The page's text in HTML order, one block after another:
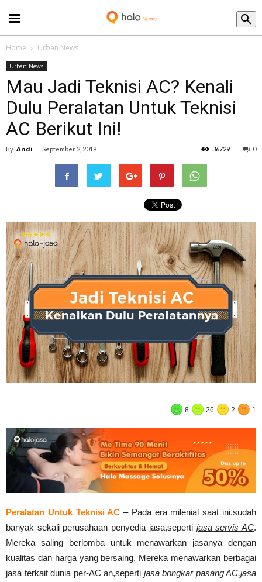
Home Urban News
Urban News
Mau Jadi Teknisi AC? Kenali
Dulu Peralatan Untuk Teknisi
AC Berikut Ini!
By Andi - September 2, 2019 0
36729
8 26 2 1
Peralatan Untuk Teknisi AC – Pada era milenial saat ini,sudah
banyak sekali perusahaan penyedia jasa,seperti jasa servis AC.
Mereka saling berlomba untuk menawarkan jasanya dengan
kualitas dan harga yang bersaing. Mereka menawarkan berbagai
jasa terkait dunia per-AC an,seperti jasa bongkar pasang AC,jasa